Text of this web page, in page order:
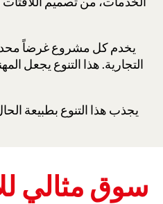
يخدم كل مشروع غرضاً محدداً:
التجارية. هذا التنوع يجعل
يجذب هذا التنوع بطبيعة
سوق مثالي